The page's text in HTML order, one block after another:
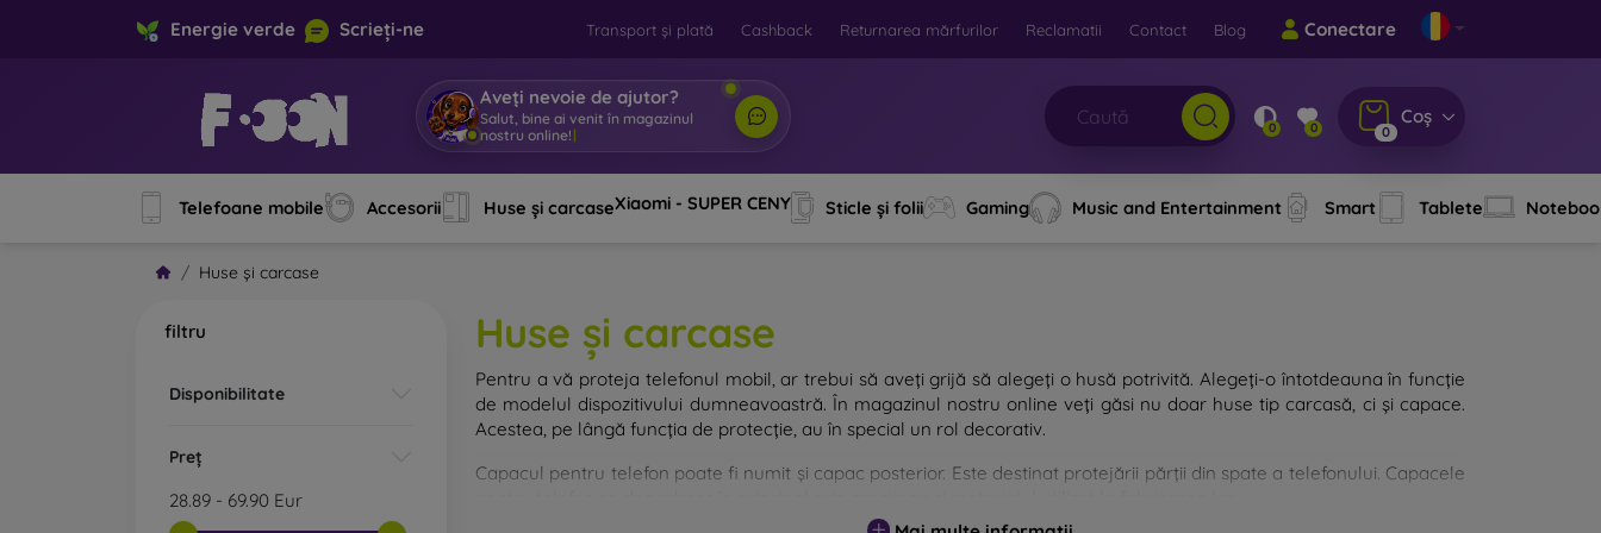
Energie verde Scrieți-ne Transport și plată Cashback Returnarea mărfurilor Reclamatii Contact Blog Conectare
Aveți nevoie de ajutor?
Salut, bine ai venit în magazinul
nostru online! | 0 0 0
Coș
Telefoane mobile Accesorii Huse și carcaseXiaomi - SUPER CENY Sticle și folii Gaming Music and Entertainment Smart Tablete
Huse și carcase
filtru
Disponibilitate
Preț
28.89 - 69.90 Eur
Huse și carcase
Pentru a vă proteja telefonul mobil, ar trebui să aveți grijă să alegeți o husă potrivită. Alegeți-o întotdeauna în funcție
de modelul dispozitivului dumneavoastră. În magazinul nostru online veți găsi nu doar huse tip carcasă, ci și capace.
Acestea, pe lângă funcția de protecție, au în special un rol decorativ.
Capacul pentru telefon poate fi numit și capac posterior. Este destinat protejării părții din spate a telefonului. Capacele